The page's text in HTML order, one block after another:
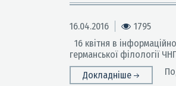
16.04.2016
1795
16 квітня в
германської філології
Докладніше